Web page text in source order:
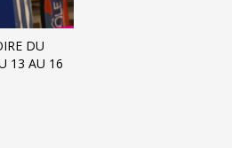
DU
13 AU 16